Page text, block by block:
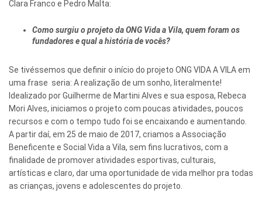
Clara Franco e Pedro Malta:
Como surgiu o projeto da ONG Vida a Vila, quem foram os
fundadores e qual a história de vocês?
Se tivéssemos que definir o início do projeto ONG VIDA A VILA em
uma frase seria: A realização de um sonho, literalmente!
Idealizado por Guilherme de Martini Alves e sua esposa, Rebeca
Mori Alves, iniciamos o projeto com poucas atividades, poucos
recursos e com o tempo tudo foi se encaixando e aumentando.
A partir daí, em 25 de maio de 2017, criamos a Associação
Beneficente e Social Vida a Vila, sem fins lucrativos, com a
finalidade de promover atividades esportivas, culturais,
artísticas e claro, dar uma oportunidade de vida melhor pra todas
as crianças, jovens e adolescentes do projeto.